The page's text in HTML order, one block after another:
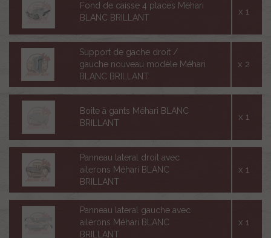
Fond de caisse 4 places Méhari
BLANC BRILLANT
x 1
Support de gache droit /
gauche nouveau modèle Méhari
BLANC BRILLANT
x 2
Boite à gants Méhari BLANC
BRILLANT
x 1
Panneau lateral droit avec
ailerons Méhari BLANC
BRILLANT
x 1
Panneau lateral gauche avec
ailerons Méhari BLANC
BRILLANT
x 1